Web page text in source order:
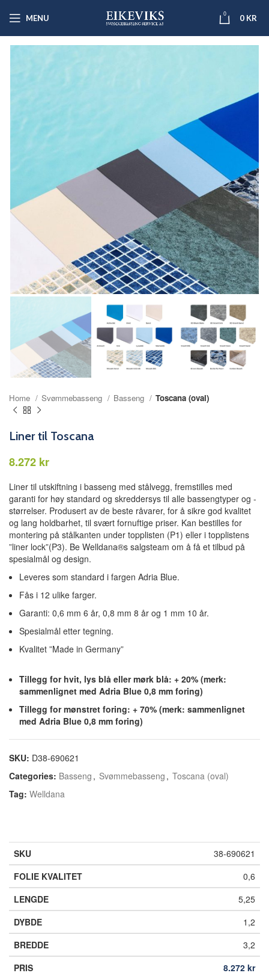
MENU 0 0 KR
Home Svømmebasseng Basseng Toscana (oval)
Liner til Toscana
kr
Liner til utskiftning i basseng med stålvegg, fremstilles med
garanti for høy standard og skreddersys til alle bassengtyper og -
størrelser. Produsert av de beste råvarer, for å sikre god kvalitet
og lang holdbarhet, til svært fornuftige priser. Kan bestilles for
montering på stålkanten under topplisten (P1) eller i topplistens
”liner lock”(P3). Be Welldana®s salgsteam om å få et tilbud på
spesialmål og design.
Leveres som standard i fargen Adria Blue.
Fås i 12 ulike farger.
Garanti: 0,6 mm 6 år, 0,8 mm 8 år og 1 mm 10 år.
Spesialmål etter tegning.
Kvalitet ”Made in Germany”
Tillegg for hvit, lys blå eller mørk blå: + 20% (merk:
sammenlignet med Adria Blue 0,8 mm foring)
Tillegg for mønstret foring: + 70% (merk: sammenlignet
med Adria Blue 0,8 mm foring)
SKU: D38-690621
Categories: Basseng , Svømmebasseng , Toscana (oval)
Tag: Welldana
38-690621
0,6
5,25
1,2
3,2
8.272 kr